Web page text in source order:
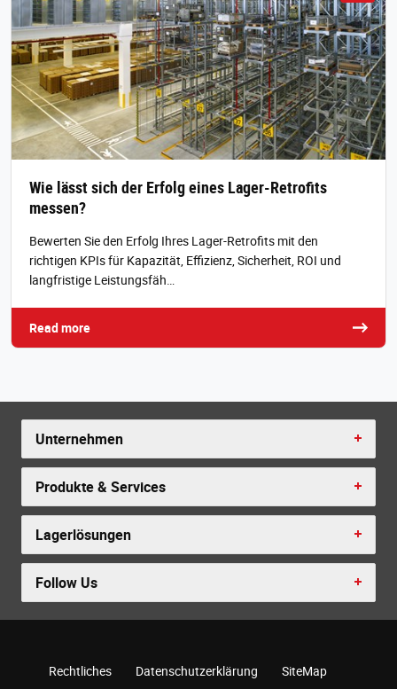
Wie lässt sich der Erfolg eines Lager-Retrofits
messen?
Bewerten Sie den Erfolg Ihres Lager-Retrofits mit den
richtigen KPIs für Kapazität, Effizienz, Sicherheit, ROI und
langfristige Leistungsfäh…
Read more
Unternehmen
Produkte & Services
Lagerlösungen
Follow Us
Rechtliches Datenschutzerklärung SiteMap